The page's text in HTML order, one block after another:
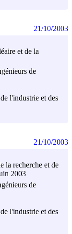
et de la
de
l'industrie et des
21/10/2003
la recherche et de
2003
de
l'industrie et des
21/10/2003